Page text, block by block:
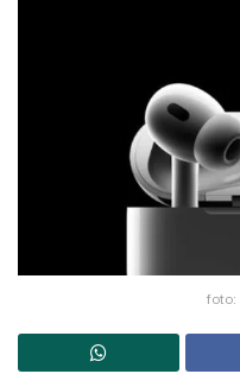
foto: